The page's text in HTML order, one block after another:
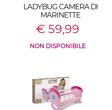
LADYBUG CAMERA DI
MARINETTE
€ 59,99
NON DISPONIBILE